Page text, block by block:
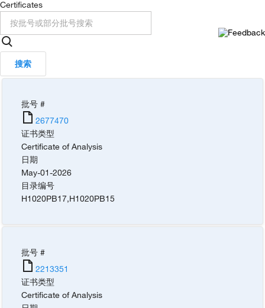
Certificates
搜索
批号 #
2677470
证书类型
Certificate of Analysis
日期
May-01-2026
目录编号
H1020PB17,H1020PB15
批号 #
2213351
证书类型
Certificate of Analysis